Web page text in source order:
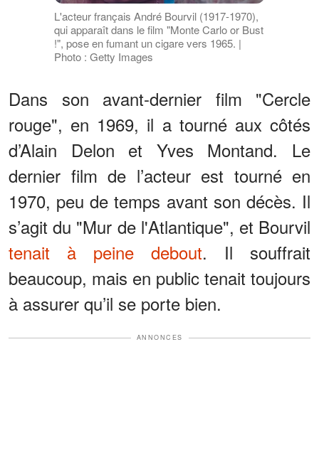
L'acteur français André Bourvil (1917-1970),
qui apparaît dans le film "Monte Carlo or Bust
!", pose en fumant un cigare vers 1965. |
Photo : Getty Images
Dans son avant-dernier film "Cercle
rouge", en 1969, il a tourné aux côtés
d’Alain Delon et Yves Montand. Le
dernier film de l’acteur est tourné en
1970, peu de temps avant son décès. Il
s’agit du "Mur de l'Atlantique", et Bourvil
tenait à peine debout. Il souffrait
beaucoup, mais en public tenait toujours
à assurer qu’il se porte bien.
ANNONCES